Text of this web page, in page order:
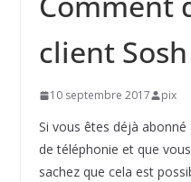
client Sosh
10 septembre 2017 pix
Si vous êtes déjà abonné
de téléphonie et que
sachez que cela est